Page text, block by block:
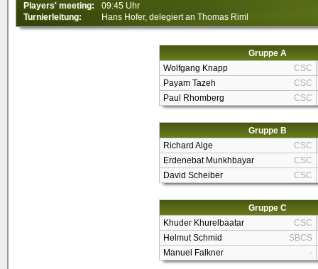
Players' meeting:
09:45 Uhr
Turnierleitung:
Hans Hofer, delegiert an Thomas Riml
Gruppe A
Wolfgang Knapp
CSC
Payam Tazeh
CSC
Paul Rhomberg
CSC
Gruppe B
Richard Alge
CSC
Erdenebat Munkhbayar
CSC
David Scheiber
CSC
Gruppe C
Khuder Khurelbaatar
CSC
Helmut Schmid
SBCS
Manuel Falkner
-